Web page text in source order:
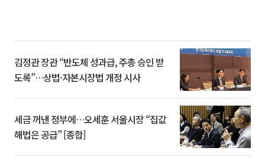
김정관 장관 “반도체 성과급, 주총 승인 받
도록”…상법·자본시장법 개정 시사
세금 꺼낸 정부에…오세훈 서울시장 “집값
해법은 공급” [종합]